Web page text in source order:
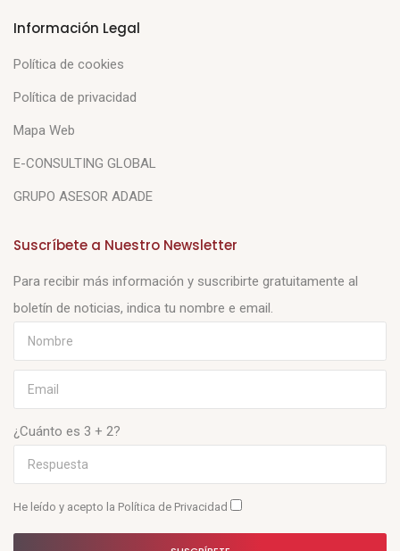
Información Legal
Política de cookies
Política de privacidad
Mapa Web
E-CONSULTING GLOBAL
GRUPO ASESOR ADADE
Suscríbete a Nuestro Newsletter
Para recibir más información y suscribirte gratuitamente al
boletín de noticias, indica tu nombre e email.
¿Cuánto es 3 + 2?
He leído y acepto la Política de Privacidad